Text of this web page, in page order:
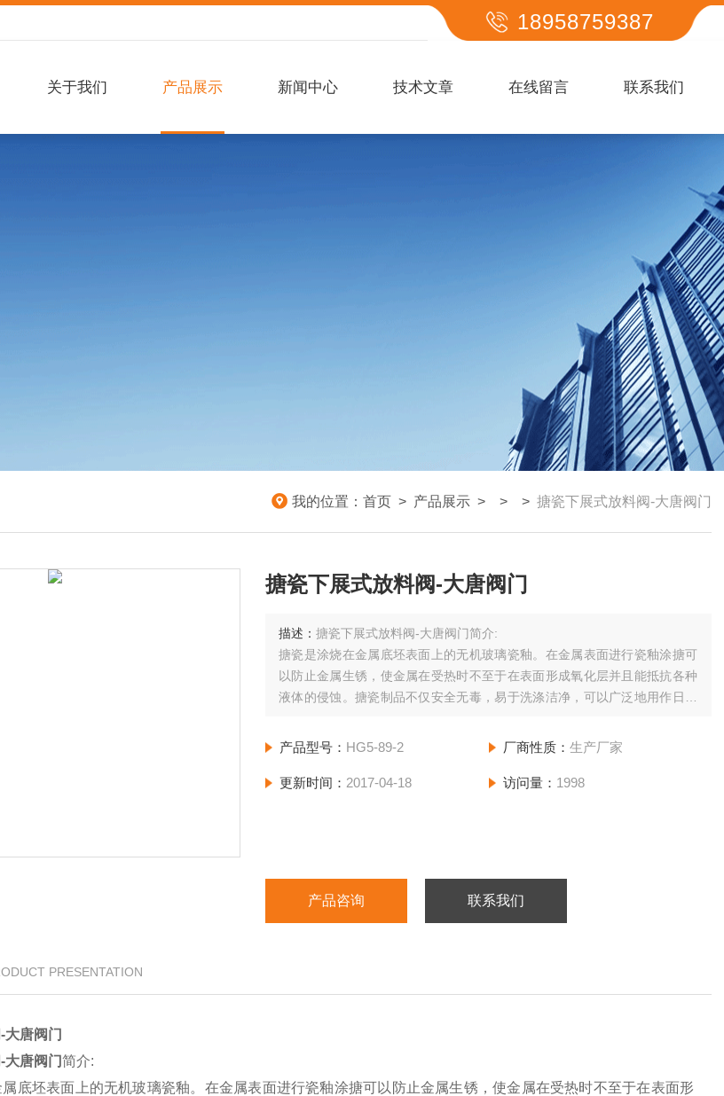
18958759387
关于我们 产品展示 新闻中心 技术文章 在线留言 联系我们
我的位置： 首页 > 产品展示 > > > 搪瓷下展式放料阀-大唐阀门
搪瓷下展式放料阀-大唐阀门
描述：搪瓷下展式放料阀-大唐阀门简介:
搪瓷是涂烧在金属底坯表面上的无机玻璃瓷釉。在金属表面进行瓷釉涂搪可
以防止金属生锈，使金属在受热时不至于在表面形成氧化层并且能抵抗各种
液体的侵蚀。搪瓷制品不仅安全无毒，易于洗涤洁净，可以广泛地用作日常
坯体上表现出的硬度高、耐高温、耐磨以及绝缘作用等优良性能，使搪瓷制
产品型号： HG5-89-2 厂商性质： 生产厂家
更新时间： 2017-04-18 访问量： 1998
产品咨询 联系我们
PRESENTATION
大唐阀门
大唐阀门简介:
底坯表面上的无机玻璃瓷釉。在金属表面进行瓷釉涂搪可以防止金属生锈，使金属在受热时不至于在表面形